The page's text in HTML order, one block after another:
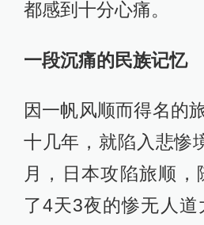
都感到十分心痛。
一段沉痛的民族记忆
因一帆风顺而得名的
十几年，就陷入悲惨
月，日本攻陷旅顺
了4天3夜的惨无人道